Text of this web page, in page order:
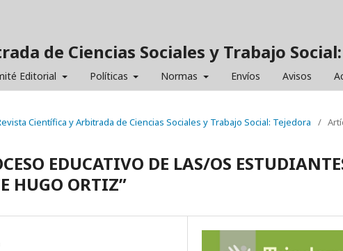
de Ciencias Sociales y Trabajo
Editorial Políticas Normas Envíos Avisos
Científica y Arbitrada de Ciencias Sociales y Trabajo Social: Tejedora /
EDUCATIVO DE LAS/OS
HUGO ORTIZ”